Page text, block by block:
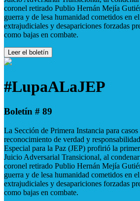
coronel retirado Publio Hernán Mejía
guerra y de lesa humanidad cometidos en
extrajudiciales y desapariciones forzadas
como bajas en combate.
Leer el boletín
#LupaALaJEP
Boletín # 89
La Sección de Primera Instancia para casos
reconocimiento de verdad y
Especial para la Paz (JEP) profirió la
Juicio Adversarial Transicional, al
coronel retirado Publio Hernán Mejía
guerra y de lesa humanidad cometidos en
extrajudiciales y desapariciones forzadas
como bajas en combate.